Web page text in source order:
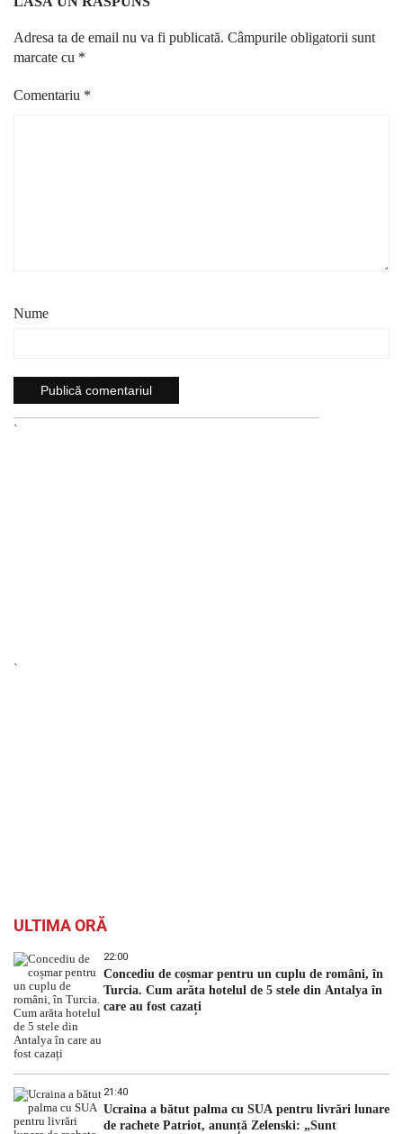
Adresa ta de email nu va fi publicată. Câmpurile obligatorii sunt
marcate cu *
Comentariu *
Nume
`
`
ULTIMA ORĂ
22:00
Concediu de coșmar pentru un cuplu de români, în
Turcia. Cum arăta hotelul de 5 stele din Antalya în
care au fost cazați
21:40
Ucraina a bătut palma cu SUA pentru livrări lunare
de rachete Patriot, anunță Zelenski: „Sunt